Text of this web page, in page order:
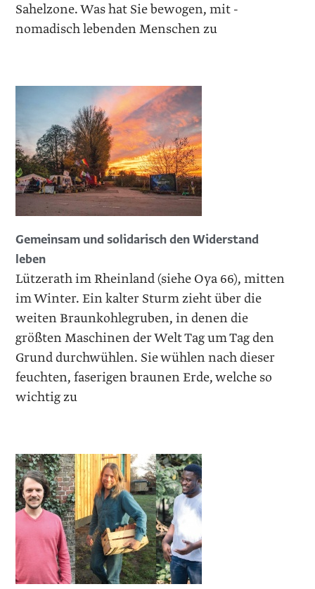
Sahelzone. Was hat Sie bewogen, mit -
nomadisch lebenden Menschen zu
Gemeinsam und solidarisch den Widerstand
leben
Lützerath im Rheinland (siehe Oya 66), mitten
im Winter. Ein kalter Sturm zieht über die
weiten Braunkohlegruben, in denen die
größten Maschinen der Welt Tag um Tag den
Grund durchwühlen. Sie wühlen nach dieser
feuchten, faserigen braunen Erde, welche so
wichtig zu